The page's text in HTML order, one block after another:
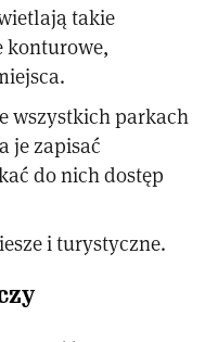
takie
konturowe,
wszystkich parkach
je zapisać
do nich dostęp
i turystyczne.